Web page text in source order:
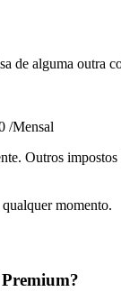
de alguma outra
/Mensal
Outros
momento.